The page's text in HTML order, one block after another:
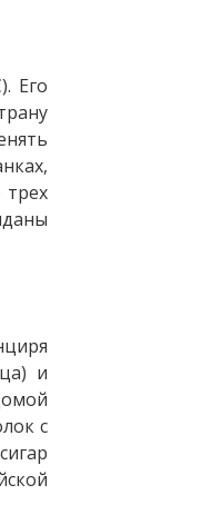
Его
трех
и
с